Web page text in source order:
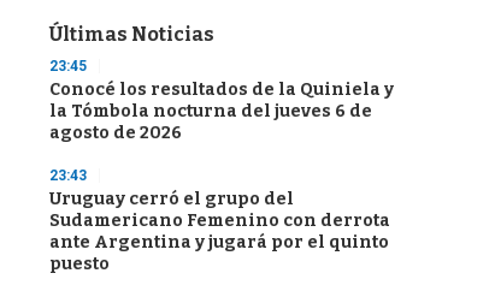
Últimas Noticias
23:45
Conocé los resultados de la Quiniela y
la Tómbola nocturna del jueves 6 de
agosto de 2026
23:43
Uruguay cerró el grupo del
Sudamericano Femenino con derrota
ante Argentina y jugará por el quinto
puesto